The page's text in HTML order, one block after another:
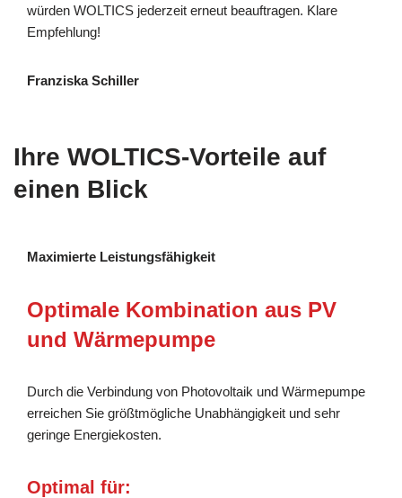
würden WOLTICS jederzeit erneut beauftragen. Klare
Empfehlung!
Franziska Schiller
Ihre WOLTICS-Vorteile auf
einen Blick
Maximierte Leistungsfähigkeit
Optimale Kombination aus PV
und Wärmepumpe
Durch die Verbindung von Photovoltaik und Wärmepumpe
erreichen Sie größtmögliche Unabhängigkeit und sehr
geringe Energiekosten.
Optimal für: